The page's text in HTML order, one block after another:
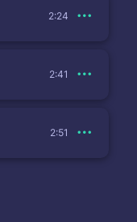
2:24
2:41
2:51